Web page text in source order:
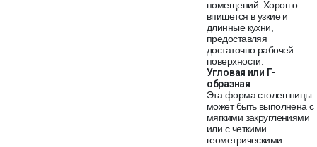
помещений. Хорошо
впишется в узкие и
длинные кухни,
предоставляя
достаточно рабочей
поверхности.
Угловая или Г-
образная
Эта форма столешницы
может быть выполнена с
мягкими закруглениями
или с четкими
геометрическими